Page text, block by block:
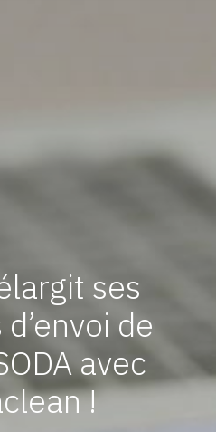
ses
de
avec
!